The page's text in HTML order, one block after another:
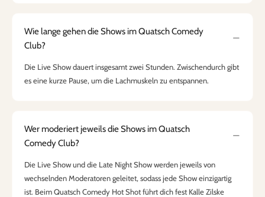
Wie lange gehen die Shows im Quatsch Comedy
Club?
Die Live Show dauert insgesamt zwei Stunden. Zwischendurch gibt
es eine kurze Pause, um die Lachmuskeln zu entspannen.
Wer moderiert jeweils die Shows im Quatsch
Comedy Club?
Die Live Show und die Late Night Show werden jeweils von
wechselnden Moderatoren geleitet, sodass jede Show einzigartig
ist. Beim Quatsch Comedy Hot Shot führt dich fest Kalle Zilske